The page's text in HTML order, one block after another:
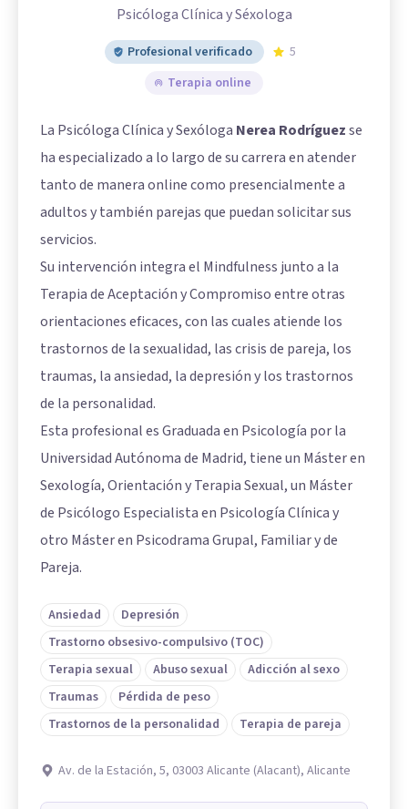
Psicóloga Clínica y Séxologa
Profesional verificado
5
Terapia online
La Psicóloga Clínica y Sexóloga Nerea Rodríguezse
ha especializado a lo largo de su carrera en atender
tanto de manera online como presencialmente a
adultos y también parejas que puedan solicitar sus
servicios.
Su intervención integra el Mindfulness junto a la
Terapia de Aceptación y Compromiso entre otras
orientaciones eficaces, con las cuales atiende los
trastornos de la sexualidad, las crisis de pareja, los
traumas, la ansiedad, la depresión y los trastornos
de la personalidad.
Esta profesional es Graduada en Psicología por la
Universidad Autónoma de Madrid, tiene un Máster en
Sexología, Orientación y Terapia Sexual, un Máster
de Psicólogo Especialista en Psicología Clínica y
otro Máster en Psicodrama Grupal, Familiar y de
Pareja.
Ansiedad
Depresión
Trastorno obsesivo-compulsivo (TOC)
Terapia sexual
Abuso sexual
Adicción al sexo
Traumas
Pérdida de peso
Trastornos de la personalidad
Terapia de pareja
Av. de la Estación, 5, 03003 Alicante (Alacant), Alicante